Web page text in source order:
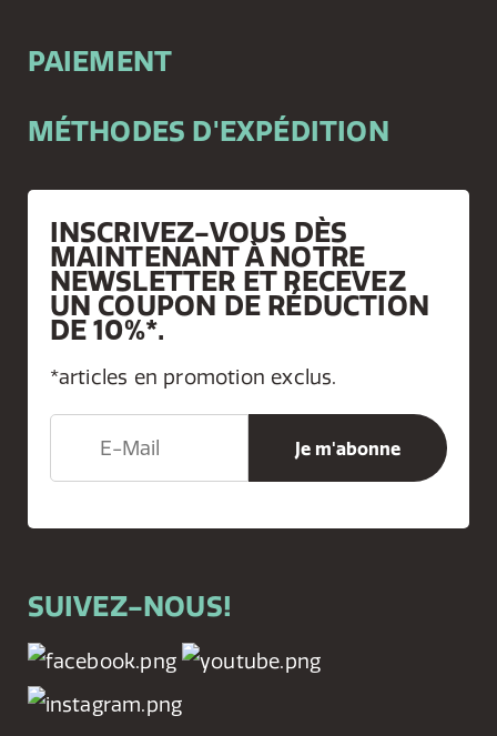
PAIEMENT
MÉTHODES D'EXPÉDITION
INSCRIVEZ-VOUS DÈS
MAINTENANT À NOTRE
NEWSLETTER ET RECEVEZ
UN COUPON DE RÉDUCTION
DE 10%*.
*articles en promotion exclus.
SUIVEZ-NOUS!